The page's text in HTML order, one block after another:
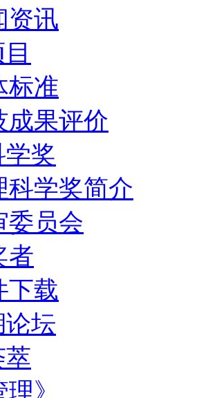
资讯
标准
成果评价
奖
科学奖简介
委员会
者
下载
论坛
萃
理》